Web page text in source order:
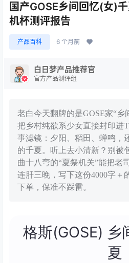
国产GOSE乡间回忆(女)
机杯测评报告
产品百科 6 个月前
白日梦产品推荐官
官方产品测评组
老白今天翻牌的是GOSE家“
把乡村纯欲系少女直接封印进
事滤镜：夕阳、稻田、蝉鸣，
的千夏。听上去小清新？别被
曲十八弯的“夏祭机关”能把老
连肝三晚，写下这份4000字＋
下单，保准不踩雷。
格斯(GOSE) 乡
夏